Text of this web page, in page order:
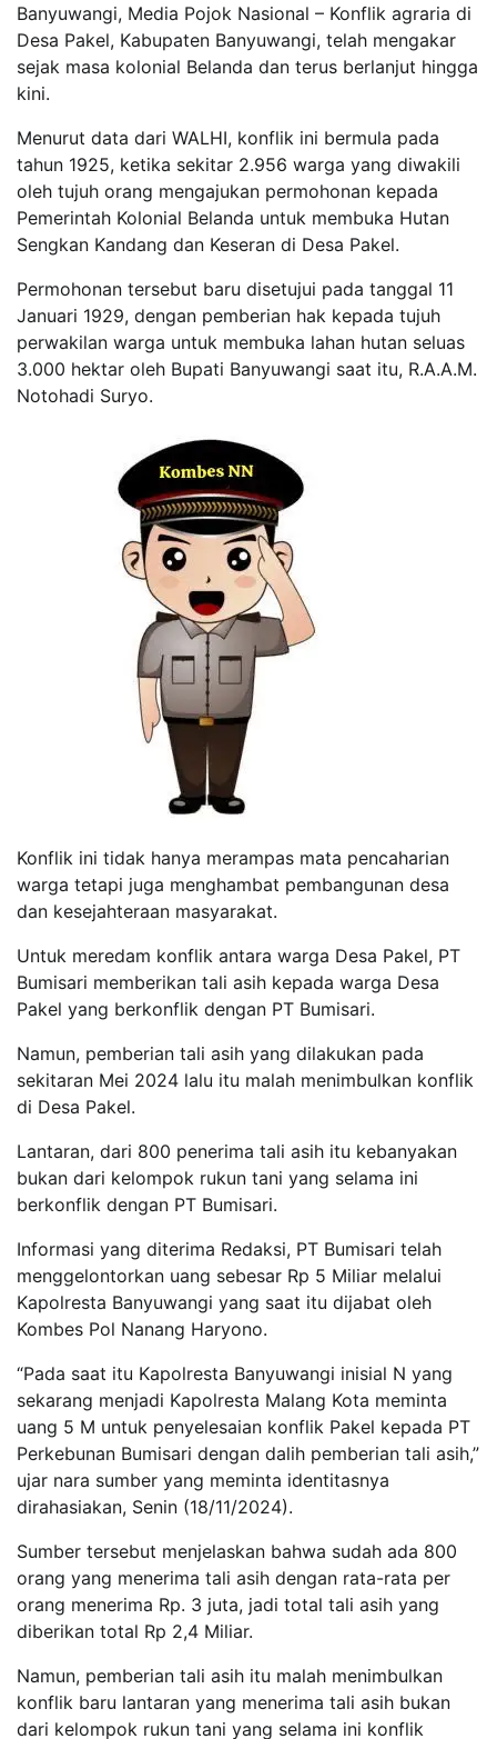
Banyuwangi, Media Pojok Nasional – Konflik agraria di
Desa Pakel, Kabupaten Banyuwangi, telah mengakar
sejak masa kolonial Belanda dan terus berlanjut hingga
kini.
Menurut data dari WALHI, konflik ini bermula pada
tahun 1925, ketika sekitar 2.956 warga yang diwakili
oleh tujuh orang mengajukan permohonan kepada
Pemerintah Kolonial Belanda untuk membuka Hutan
Sengkan Kandang dan Keseran di Desa Pakel.
Permohonan tersebut baru disetujui pada tanggal 11
Januari 1929, dengan pemberian hak kepada tujuh
perwakilan warga untuk membuka lahan hutan seluas
3.000 hektar oleh Bupati Banyuwangi saat itu, R.A.A.M.
Notohadi Suryo.
Konflik ini tidak hanya merampas mata pencaharian
warga tetapi juga menghambat pembangunan desa
dan kesejahteraan masyarakat.
Untuk meredam konflik antara warga Desa Pakel, PT
Bumisari memberikan tali asih kepada warga Desa
Pakel yang berkonflik dengan PT Bumisari.
Namun, pemberian tali asih yang dilakukan pada
sekitaran Mei 2024 lalu itu malah menimbulkan konflik
di Desa Pakel.
Lantaran, dari 800 penerima tali asih itu kebanyakan
bukan dari kelompok rukun tani yang selama ini
berkonflik dengan PT Bumisari.
Informasi yang diterima Redaksi, PT Bumisari telah
menggelontorkan uang sebesar Rp 5 Miliar melalui
Kapolresta Banyuwangi yang saat itu dijabat oleh
Kombes Pol Nanang Haryono.
“Pada saat itu Kapolresta Banyuwangi inisial N yang
sekarang menjadi Kapolresta Malang Kota meminta
uang 5 M untuk penyelesaian konflik Pakel kepada PT
Perkebunan Bumisari dengan dalih pemberian tali asih,”
ujar nara sumber yang meminta identitasnya
dirahasiakan, Senin (18/11/2024).
Sumber tersebut menjelaskan bahwa sudah ada 800
orang yang menerima tali asih dengan rata-rata per
orang menerima Rp. 3 juta, jadi total tali asih yang
diberikan total Rp 2,4 Miliar.
Namun, pemberian tali asih itu malah menimbulkan
konflik baru lantaran yang menerima tali asih bukan
dari kelompok rukun tani yang selama ini konflik